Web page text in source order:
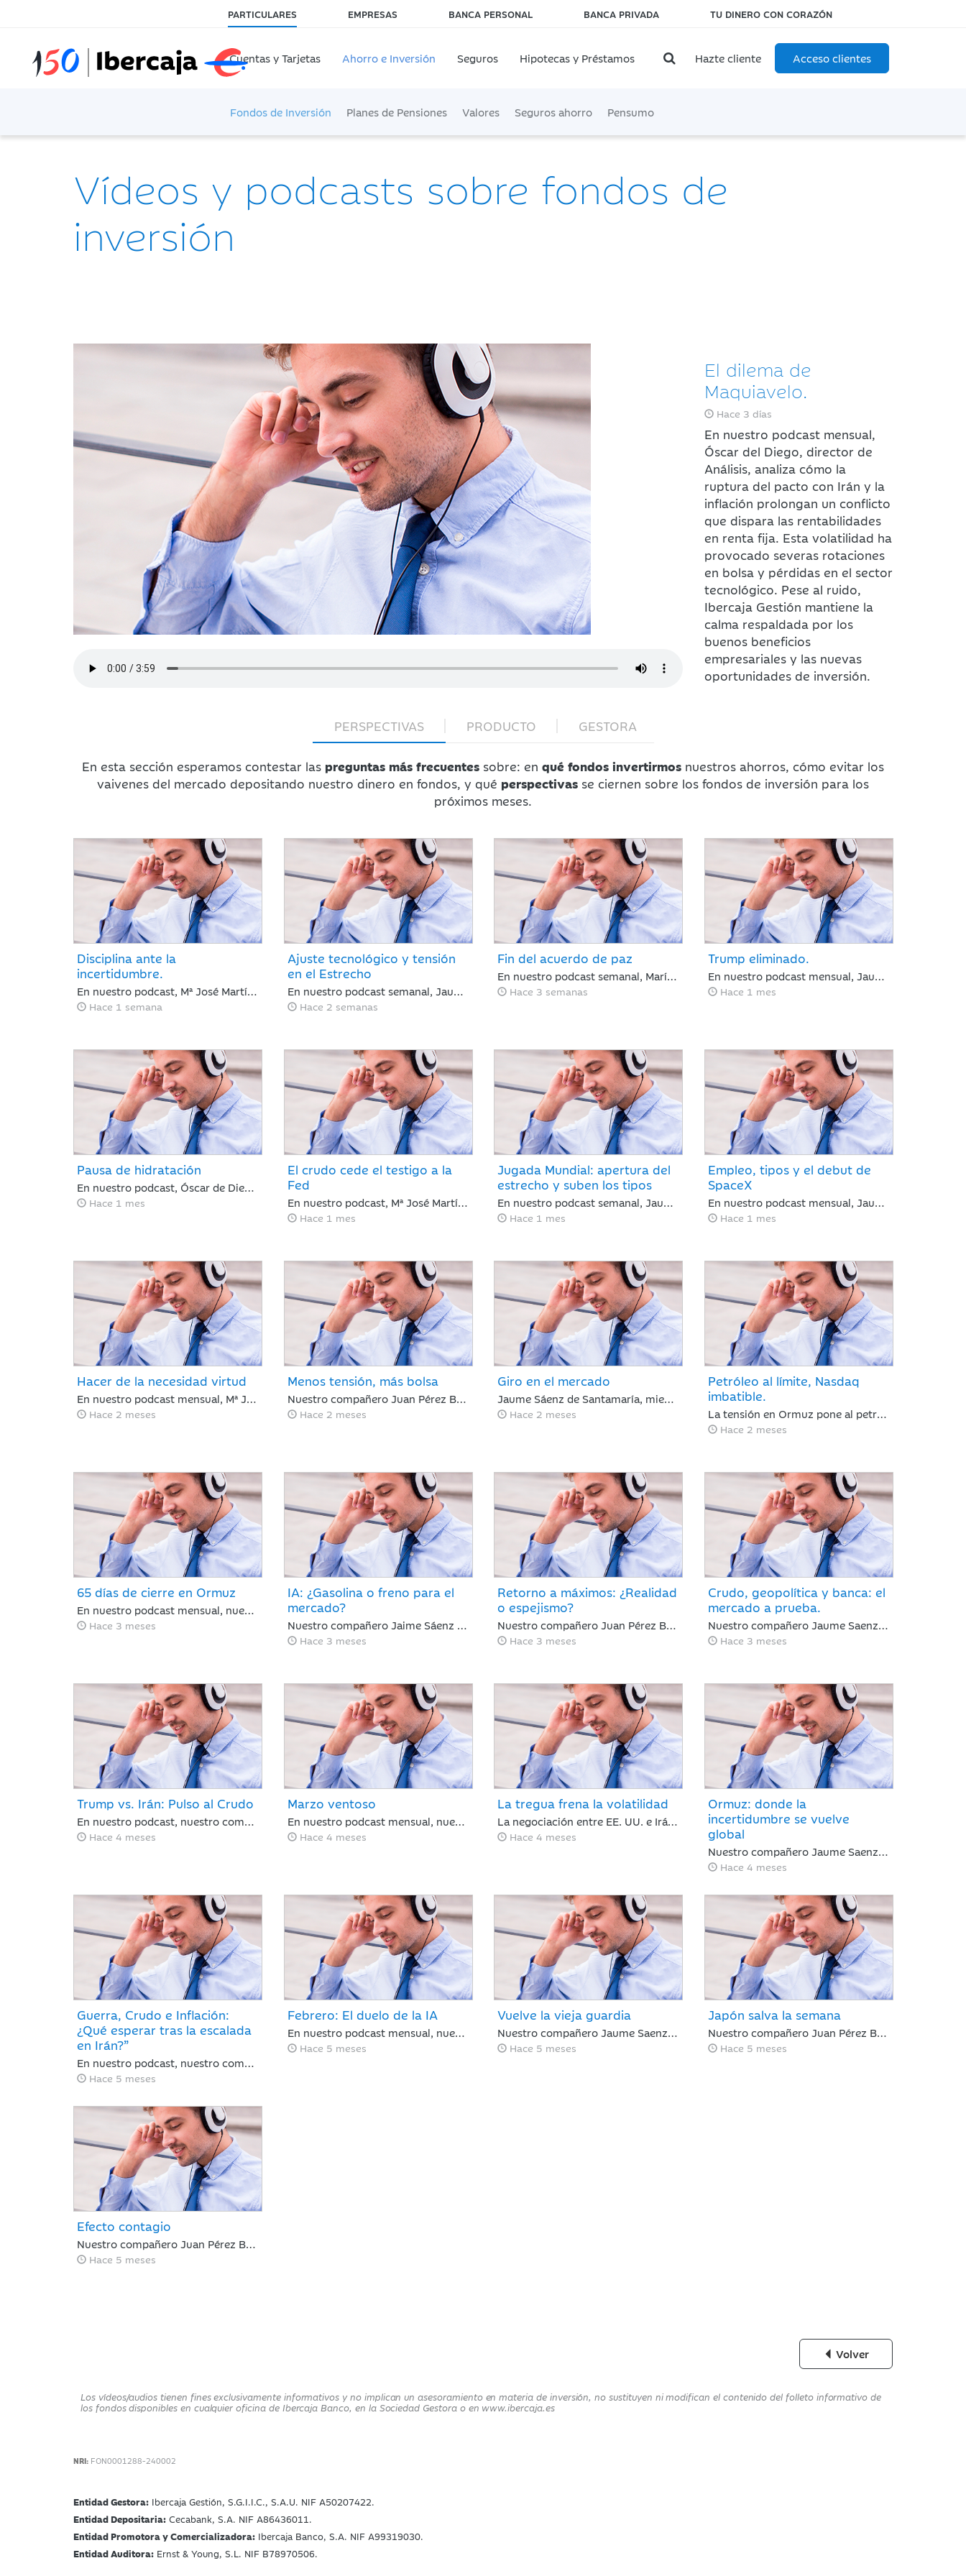
PARTICULARES EMPRESAS BANCA PERSONAL BANCA PRIVADA TU DINERO CON CORAZÓN
Cuentas y Tarjetas Ahorro e Inversión Seguros Hipotecas y Préstamos Hazte cliente Acceso clientes
Fondos de Inversión Planes de Pensiones Valores Seguros ahorro Pensumo
Vídeos y podcasts sobre fondos de
inversión
El dilema de
Maquiavelo.
Hace 3 días
En nuestro podcast mensual,
Óscar del Diego, director de
Análisis, analiza cómo la
ruptura del pacto con Irán y la
inflación prolongan un conflicto
que dispara las rentabilidades
en renta fija. Esta volatilidad ha
provocado severas rotaciones
en bolsa y pérdidas en el sector
tecnológico. Pese al ruido,
Ibercaja Gestión mantiene la
calma respaldada por los
buenos beneficios
empresariales y las nuevas
oportunidades de inversión.
PERSPECTIVAS PRODUCTO GESTORA
En esta sección esperamos contestar las preguntas más frecuentes sobre: en qué fondos invertirmos nuestros ahorros, cómo evitar los
vaivenes del mercado depositando nuestro dinero en fondos, y qué perspectivas se ciernen sobre los fondos de inversión para los
próximos meses.
Disciplina ante la
incertidumbre.
En nuestro podcast, Mª José Martínez Blázquez, analiza los tres factores que arrastran a las bolsas internacionales a su segunda semana de pérdidas: la escalada del petróleo, las tensiones geopolíticas en Oriente Medio y las fuertes correcciones en el sector tecnológico tras los resultados de Alphabet y Tesla. Además, revisa la postura del BCE con los tipos en el 2,25% y las nuevas tarifas arancelarias de EE. UU. En un entorno de tipos elevados, los inversores cambian las reglas: ya no bastan las promesas, ahora se exige disciplina de inversión y generación de caja.
Hace 1 semana
Ajuste tecnológico y tensión
en el Estrecho
En nuestro podcast semanal, Jaume Saenz de Santamaría analiza una semana de alta volatilidad marcada por el repunte del crudo Brent cerca de los 90 dólares tras tensiones en Ormuz y dudas sobre la rentabilidad de la inteligencia artificial. A pesar de este panorama, la banca estadounidense supera las expectativas de resultados y la inflación en EE. UU. muestra signos de moderación.
Hace 2 semanas
Fin del acuerdo de paz
En nuestro podcast semanal, María José Martínez Blázquez, analiza una semana marcada por un regreso inesperado de la tensión geopolítica frente a la que los mercados reaccionaron con relativa calma: rotación hacia sectores defensivos en las bolsas y ligeros repuntes en deuda pública. Las actas de la Reserva Federal reforzaron la atención sobre la inflación, elevando ligeramente las expectativas de tipos de interés.
Hace 3 semanas
Trump eliminado.
En nuestro podcast mensual, Jaume Saenz de Santamaría, analiza una semana en la que ha mejorado el sentimiento de mercado por la moderación de la inflación y la estabilización del crudo, lo que sugiere que el BCE y la Fed mantendrán los tipos estables en julio. Europa subió por la banca y Meta sacudió las tecnológicas con dudas sobre la IA, mientras el mercado mira ya a los resultados trimestrales.
Hace 1 mes
Pausa de hidratación
En nuestro podcast, Óscar de Diego analiza un mes de junio marcado por la pausa de hidratación en la renta variable y los avances en renta fija, clave para que Ibercaja Gestión cierre un primer semestre redondo con todos sus productos en positivo. De cara al verano, el mercado recalibrará el escenario atento a la macroeconomía y a la próxima temporada de resultados.
Hace 1 mes
El crudo cede el testigo a la
Fed
En nuestro podcast, Mª José Martínez Blázquez, analiza una semana de giros radicales: el acuerdo entre EE. UU. e Irán reabre el Estrecho de Ormuz y hunde el petróleo por debajo de los 80 dólares. Mientras tanto, Kevin Warsh debuta en la Fed rompiendo el guion con un mensaje duro y menos explicaciones que promete traer volatilidad. ¿Cómo reaccionan los mercados? Con subidas en Europa y la Inteligencia Artificial imparable.
Hace 1 mes
Jugada Mundial: apertura del
estrecho y suben los tipos
En nuestro podcast semanal, Jaume Saenz de Santamaría, analiza la inminente firma de un acuerdo entre Estados Unidos e Irán. El acuerdo reduce el riesgo geopolítico y mejora el tono de mercado, con la reapertura del estrecho de Ormúz como principal catalizador, una caída del brent hasta 82 dólares y un comportamiento positivo de la renta variable, especialmente en Nasdaq. En este contexto, la atención del inversor se desplaza desde Oriente Medio hacia la política monetaria, con el BCE ejecutando una subida de 25 puntos básicos y el foco puesto ahora en el calendario de próximos movimientos tanto en Europa como en Estados Unidos.
Hace 1 mes
Empleo, tipos y el debut de
SpaceX
En nuestro podcast mensual, Jaume Saenz de Santamaría, analiza una semana en la que ell fuerte dato de empleo en EE. UU. ha frenado el optimismo del Nasdaq con caídas del 5% ante el temor a nuevas subidas de tipos por la inflación, justo antes del debut de SpaceX. Esta volatilidad contrasta con la estabilidad del crudo y la rotación hacia el consumo básico, mientras los inversores asumen un escenario de endurecimiento monetario.
Hace 1 mes
Hacer de la necesidad virtud
En nuestro podcast mensual, Mª José Martínez Blázquez, analiza un mes de Mayo que ha cerrado en positivo impulsado por resultados corporativos y el auge global de la inteligencia artificial. El petróleo descendió un 19% tras reducirse la tensión en el estrecho de Ormuz, mientras que la renta fija mostró recuperación ante la estabilización de la deuda pública. En este contexto, el mercado demostró ser caprichoso, haciendo clave ignorar el ruido a corto plazo.
Hace 2 meses
Menos tensión, más bolsa
Nuestro compañero Juan Pérez Bonilla del Departamento de Análisis analiza una semana con las bolsas al alza en Europa y Japón, tras asimilar los resultados récord de NVIDIA. Las tensiones internacionales se alivian con el principio de acuerdo entre EE. UU. e Irán, lo que relaja las curvas de renta fija. Para los próximos días, el foco estará en la evolución diplomática y los datos clave de inflación en Europa y EE. UU.
Hace 2 meses
Giro en el mercado
Jaume Sáenz de Santamaría, miembro de nuestro Departamento de Análisis, examina en profundidad una semana compleja para los inversores. Tras un mes de marcada euforia, los mercados afrontan ahora una fase de ligeras caídas y repunte de la volatilidad, un escenario condicionado por la ausencia de avances comerciales significativos entre EE. UU. y China, la firme postura de Pekín respecto a Taiwán y la preocupante prolongación del conflicto en Oriente Medio, factores que obligan a evaluar con cautela las dinámicas macroeconómicas globales.
Hace 2 meses
Petróleo al límite, Nasdaq
imbatible.
La tensión en Ormuz pone al petróleo en cuenta atrás mientras las reservas estratégicas se agotan y el acuerdo con Irán se resiste. Jaime Sáenz de Santamaría, del Departamento de Análisis, analiza una semana marcada por el pulso energético y la resiliencia de unas bolsas impulsadas por los resultados tecnológicos.
Hace 2 meses
65 días de cierre en Ormuz
En nuestro podcast mensual, nuestro Director de Análisis, Óscar del Diego analiza un mes de contrastes: se cumplen 65 días con el estrecho de Ormuz cerrado y la tensión en vilo; sin embargo, los mercados parecen ignorar el bloqueo, recuperando en abril gran parte del terreno perdido en marzo.
Hace 3 meses
IA: ¿Gasolina o freno para el
mercado?
Nuestro compañero Jaime Sáenz de Santamaría, del Departamento de Análisis, analiza una semana de tregua geopolítica en la que, pese a la falta de avances en las negociaciones, la calma se mantiene y los resultados empresariales retoman el protagonismo en las bolsas.
Hace 3 meses
Retorno a máximos: ¿Realidad
o espejismo?
Nuestro compañero Juan Pérez Bonilla del Departamento de Análisis, repasa una semana en la que los primeros diálogos y pactos de alto al fuego han impulsado el optimismo del mercado y los índices mundiales se han acercado a niveles previos al conflicto.
Hace 3 meses
Crudo, geopolítica y banca: el
mercado a prueba.
Nuestro compañero Jaume Saenz de Santamaría de Area de Negocio, repasa una semana marcada por los vaivenes en las negociaciones entre Irán y EEUU, la noticia positiva es que la tregua permanece y Trump no ha reaccionado de forma abrupta como podría esperarse.
Hace 3 meses
Trump vs. Irán: Pulso al Crudo
En nuestro podcast, nuestro compañero Juan Pérez Bonilla, resume lo sucedido en una semana clave para los mercados en la que Trump ha vuelto a retrasar el ultimátum a Irán, bajo la amenaza de atacar la infraestructura energética iraní para llevar al país a la “edad de piedra” si no se reabre el estrecho de Ormuz antes del martes por la noche.
Hace 4 meses
Marzo ventoso
En nuestro podcast mensual, nuestro Director de Análisis, Óscar del Diego resume lo ocurrido en el mercado financiero durante un mes, en el que el conflicto de Irán ha cambiado el rumbo de lo que hasta febrero era un buen año para los mercados financieros.
Hace 4 meses
La tregua frena la volatilidad
La negociación entre EE. UU. e Irán anunciada por Trump, y desmentida por el presidente del parlamento iraní, es suficiente para calmar a los mercados y romper la racha de caídas. Nuestro compañero Jaume Saenz de Santamaría de Area de Negocio, repasa una semana que sigue marcada por la guerra de Irán.
Hace 4 meses
Ormuz: donde la
incertidumbre se vuelve
global
Nuestro compañero Jaume Saenz de Santamaría de Area de Negocio, repasa una semana marcada por el conflicto, Irán ha permitido que algunos cargueros de crudo con bandera de China, India, Turquía o Pakistán crucen el estrecho de Ormuz, aunque mantiene sus ataques con drones a objetivos energéticos.
Hace 4 meses
Guerra, Crudo e Inflación:
¿Qué esperar tras la escalada
en Irán?”
En nuestro podcast, nuestro compañero Juan Pérez Bonilla, resume lo sucedido en una semana en la que el precio del petróleo ha retrocedido con fuerza después de alcanzar niveles no vistos desde 2022 y las bolsas se han dado un respiro tras encadenar sesiones con caídas generalizadas ante la intensificación del conflicto bélico de EE. UU. e Israel contra Irán
Hace 5 meses
Febrero: El duelo de la IA
En nuestro podcast mensual, nuestro Director de Análisis, Óscar del Diego resume lo ocurrido en el mercado financiero durante un mes, en el que la IA ha centrado el debate, con ganadores, pero también con perdedores. La rotación fuera de EE. UU. continúa y si te has despistado, te la has perdido.
Hace 5 meses
Vuelve la vieja guardia
Nuestro compañero Jaume Saenz de Santamaría de Area de Negocio, repasa una semana marcada por la rotación sectorial. Los inversores se han centrado en vender “todo aquello con riesgo de ser disrumpido por la IA”, poniendo el foco en el software, y en comprar energía, infraestructura o compañías industriales.
Hace 5 meses
Japón salva la semana
Nuestro compañero Juan Pérez Bonilla de Area de Negocio, repasa una semana plana para Europa y negativa para Estados Unidos, en la que la renta variable japonesa ha destacado, impulsada por la victoria electoral del LPD.
Hace 5 meses
Efecto contagio
Nuestro compañero Juan Pérez Bonilla de Area de Negocio, repasa una semana en la que el mercado resiste tras estar condicionado por el 'efecto contagio' entre el oro y el bitcoin, los anuncios de fuertes incrementos en el CAPEX de IA y la nominación de Warsh a la presidencia de la Fed.
Hace 5 meses
Volver
Los vídeos/audios tienen fines exclusivamente informativos y no implican un asesoramiento en materia de inversión, no sustituyen ni modifican el contenido del folleto informativo de
los fondos disponibles en cualquier oficina de Ibercaja Banco, en la Sociedad Gestora o en www.ibercaja.es
NRI: FON0001288-240002
Entidad Gestora: Ibercaja Gestión, S.G.I.I.C., S.A.U. NIF A50207422.
Entidad Depositaria: Cecabank, S.A. NIF A86436011.
Entidad Promotora y Comercializadora: Ibercaja Banco, S.A. NIF A99319030.
Entidad Auditora: Ernst & Young, S.L. NIF B78970506.